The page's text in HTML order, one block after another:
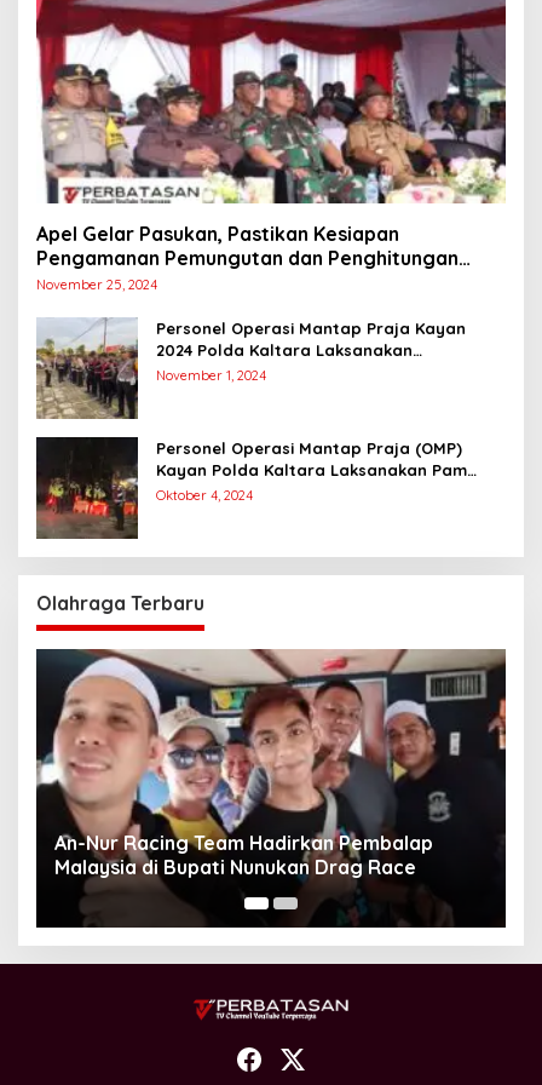
Apel Gelar Pasukan, Pastikan Kesiapan
Pengamanan Pemungutan dan Penghitungan
Suara
November 25, 2024
Personel Operasi Mantap Praja Kayan
2024 Polda Kaltara Laksanakan
Pengamanan Simulasi Pemungutan dan
November 1, 2024
Personel Operasi Mantap Praja (OMP)
Kayan Polda Kaltara Laksanakan Pam
Kampanye Paslon Gubernur dan Wakil
Oktober 4, 2024
Olahraga Terbaru
Unggul Adu Pinalti, Gapindo FC Menanti
Penantang Selanjutnya di Semifinal Bupati
Cup 2024